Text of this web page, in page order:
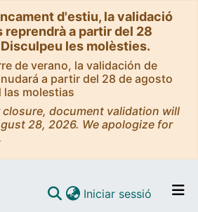
d'estiu, la validació
reprendrà a partir del 28
les molèsties.
de verano, la validación de
a partir del 28 de agosto
las molestias
document validation will
28, 2026. We apologize for
Iniciar sessió (current)